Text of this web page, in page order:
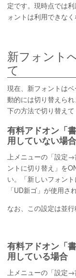
定です。現時点では
ォントは利用できなく
新フォント
て
現在、新フォントは
動的には切り替えら
下の方法で切り替えて
有料アドオン「
用していない場合
上メニューの「設定→
ントに切り替え」を
い。「新しいフォン
「UD新ゴ」が使用さ
なお、この設定は並
有料アドオン「
用している場合
上メニューの「設定→